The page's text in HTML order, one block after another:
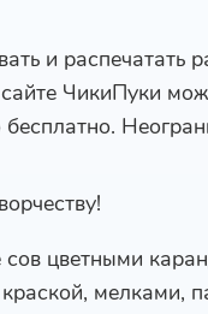
и распечатать
ЧикиПуки
цветными
мелками,